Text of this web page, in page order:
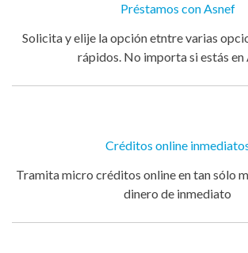
Préstamos con Asnef
Solicita y elije la opción etntre varias
rápidos. No importa si estás en
Créditos online
Tramita micro créditos online en tan sólo
dinero de inmediato